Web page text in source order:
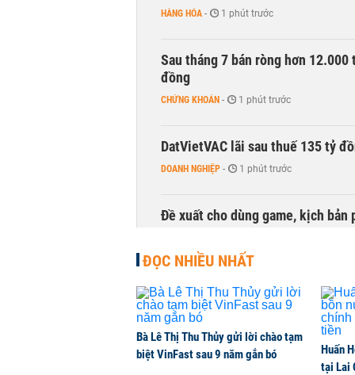
HÀNG HÓA - 1 phút trước
Sau tháng 7 bán ròng hơn
đồng
CHỨNG KHOÁN - 1 phút trước
DatVietVAC lãi sau thuế 135 tỷ
DOANH NGHIỆP - 1 phút trước
Đề xuất cho dùng game, kịch bản
ĐỌC NHIỀU NHẤT
Bà Lê Thị Thu Thủy gửi lời chào tạm
biệt VinFast sau 9 năm gắn bó
Huấn
tại Lai